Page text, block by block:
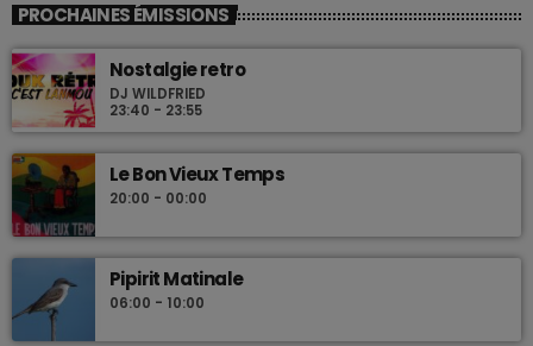
PROCHAINES ÉMISSIONS
Nostalgie retro
DJ WILDFRIED
23:40 - 23:55
Le Bon Vieux Temps
20:00 - 00:00
Pipirit Matinale
06:00 - 10:00